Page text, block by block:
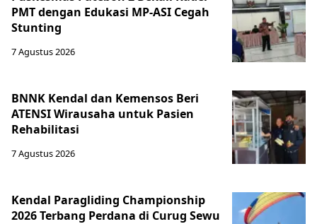
PMT dengan Edukasi MP-ASI Cegah
Stunting
7 Agustus 2026
BNNK Kendal dan Kemensos Beri
ATENSI Wirausaha untuk Pasien
Rehabilitasi
7 Agustus 2026
Kendal Paragliding Championship
2026 Terbang Perdana di Curug Sewu